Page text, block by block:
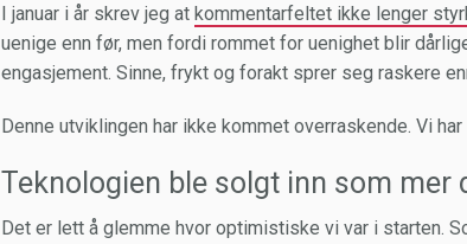
I januar i år skrev jeg at kommentarfeltet ikke lenger
uenige enn før, men fordi rommet for uenighet blir
engasjement. Sinne, frykt og forakt sprer seg raskere
Denne utviklingen har ikke kommet overraskende. Vi
Teknologien ble solgt inn som mer
Det er lett å glemme hvor optimistiske vi var i starten.